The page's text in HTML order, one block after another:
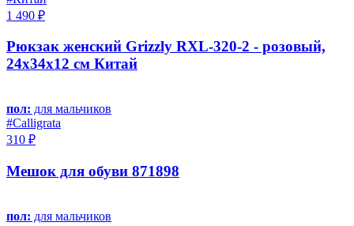
1 490 ₽
Рюкзак женский Grizzly RXL-320-2 - розовый,
24х34х12 см Китай
пол: для мальчиков
#Calligrata
310 ₽
Мешок для обуви 871898
пол: для мальчиков